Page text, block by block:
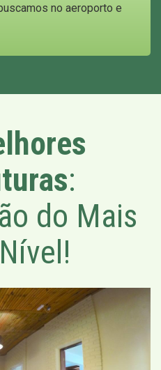
no aeroporto e
:
do Mais